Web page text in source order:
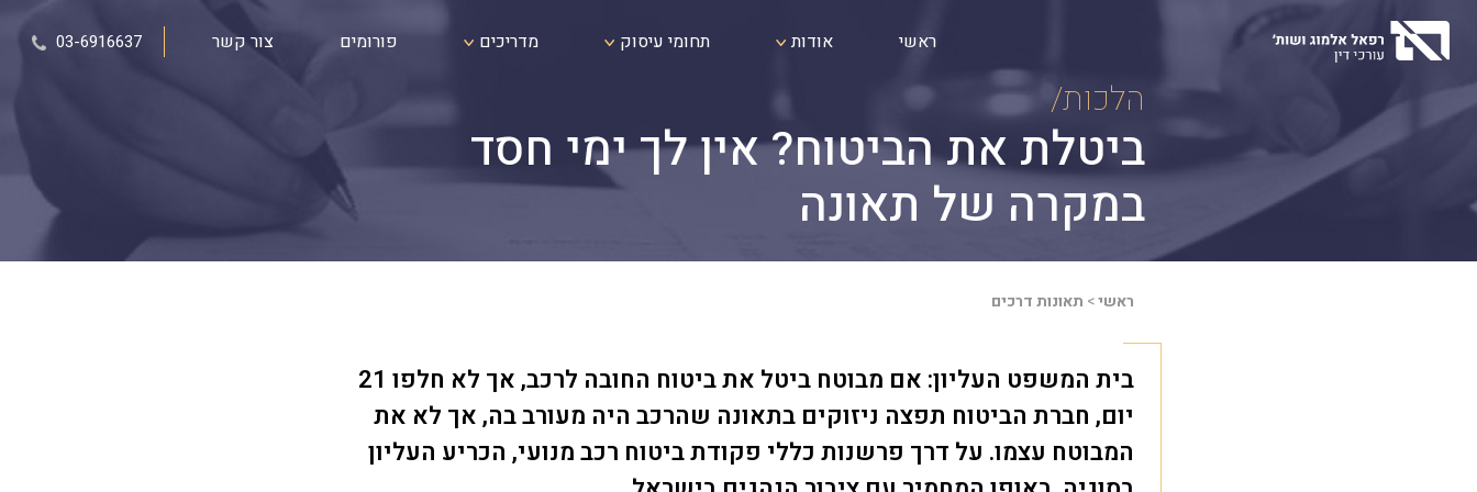
content
ראשי אודות תחומי עיסוק מדריכים פורומים צור קשר 03-6916637
הלכות/
ביטלת את הביטוח? אין לך ימי חסד
במקרה של תאונה
ראשי> תאונות דרכים
בית המשפט העליון: אם מבוטח ביטל את ביטוח החובה לרכב, אך לא חלפו 21
יום, חברת הביטוח תפצה ניזוקים בתאונה שהרכב היה מעורב בה, אך לא את
המבוטח עצמו. על דרך פרשנות כללי פקודת ביטוח רכב מנועי, הכריע העליון